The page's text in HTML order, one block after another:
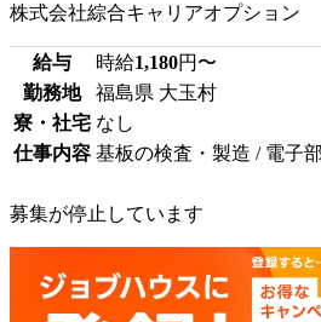
株式会社綜合キャリアオプション
給与 時給1,180円〜
勤務地
福島県 大玉村
寮・社宅 なし
仕事内容 基板の検査・製造 / 電子
募集が停止しています